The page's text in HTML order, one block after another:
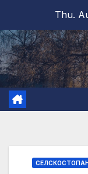
content
Thu.